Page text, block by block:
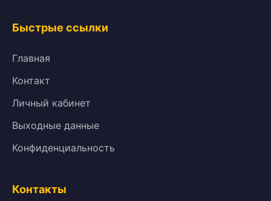
Быстрые ссылки
Главная
Контакт
Личный кабинет
Выходные данные
Конфиденциальность
Контакты